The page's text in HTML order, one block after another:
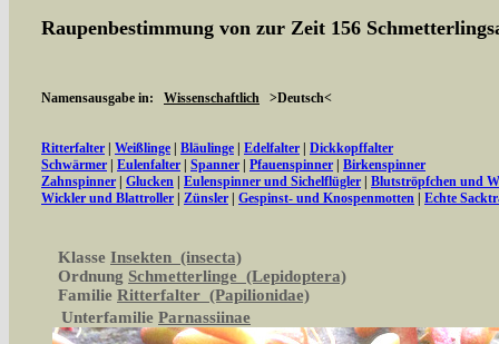
Raupenbestimmung von zur Zeit 156
Namensausgabe in: Wissenschaftlich >Deutsch<
Ritterfalter Weißlinge Bläulinge Edelfalter
Dickkopffalter
Schwärmer
Eulenfalter Spanner Pfauenspinner
Birkenspinner
Zahnspinner
Glucken Eulenspinner und Sichelflügler
Blutströpfchen und
Wickler und Blattroller
Zünsler Gespinst- und Knospenmotten Echte
Klasse Insekten (insecta)
Ordnung Schmetterlinge (Lepidoptera)
Familie Ritterfalter (Papilionidae)
Unterfamilie Parnassiinae